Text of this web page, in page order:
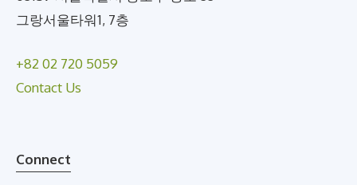
그랑서울타워1, 7층
+82 02 720 5059
Contact Us
Connect